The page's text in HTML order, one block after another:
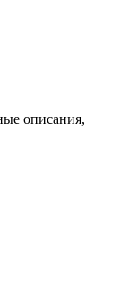
описания,